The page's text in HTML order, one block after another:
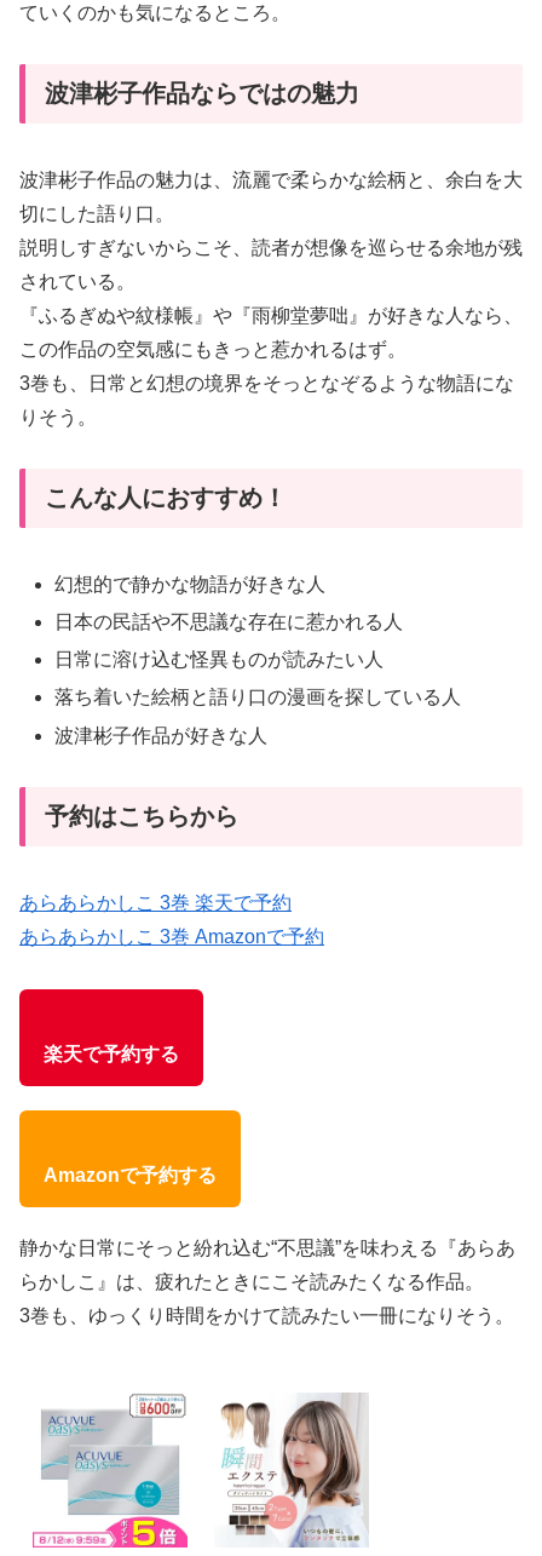
ていくのかも気になるところ。
波津彬子作品ならではの魅力
波津彬子作品の魅力は、流麗で柔らかな絵柄と、余白を大
切にした語り口。
説明しすぎないからこそ、読者が想像を巡らせる余地が残
されている。
『ふるぎぬや紋様帳』や『雨柳堂夢咄』が好きな人なら、
この作品の空気感にもきっと惹かれるはず。
3巻も、日常と幻想の境界をそっとなぞるような物語にな
りそう。
こんな人におすすめ！
幻想的で静かな物語が好きな人
日本の民話や不思議な存在に惹かれる人
日常に溶け込む怪異ものが読みたい人
落ち着いた絵柄と語り口の漫画を探している人
波津彬子作品が好きな人
予約はこちらから
あらあらかしこ 3巻 楽天で予約
あらあらかしこ 3巻 Amazonで予約
楽天で予約する
Amazonで予約する
静かな日常にそっと紛れ込む“不思議”を味わえる『あらあ
らかしこ』は、疲れたときにこそ読みたくなる作品。
3巻も、ゆっくり時間をかけて読みたい一冊になりそう。